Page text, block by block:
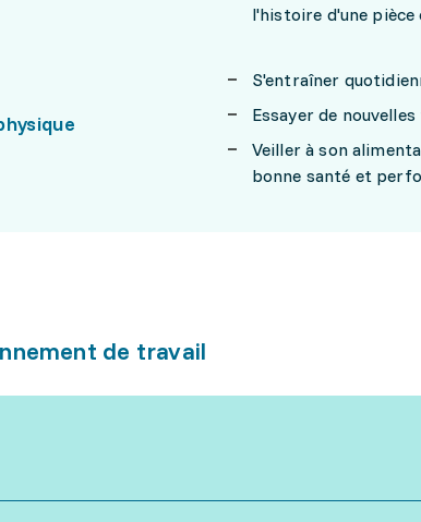
l'histoire d'une
S'entraîner
Essayer de
Veiller à son
bonne santé et
de travail